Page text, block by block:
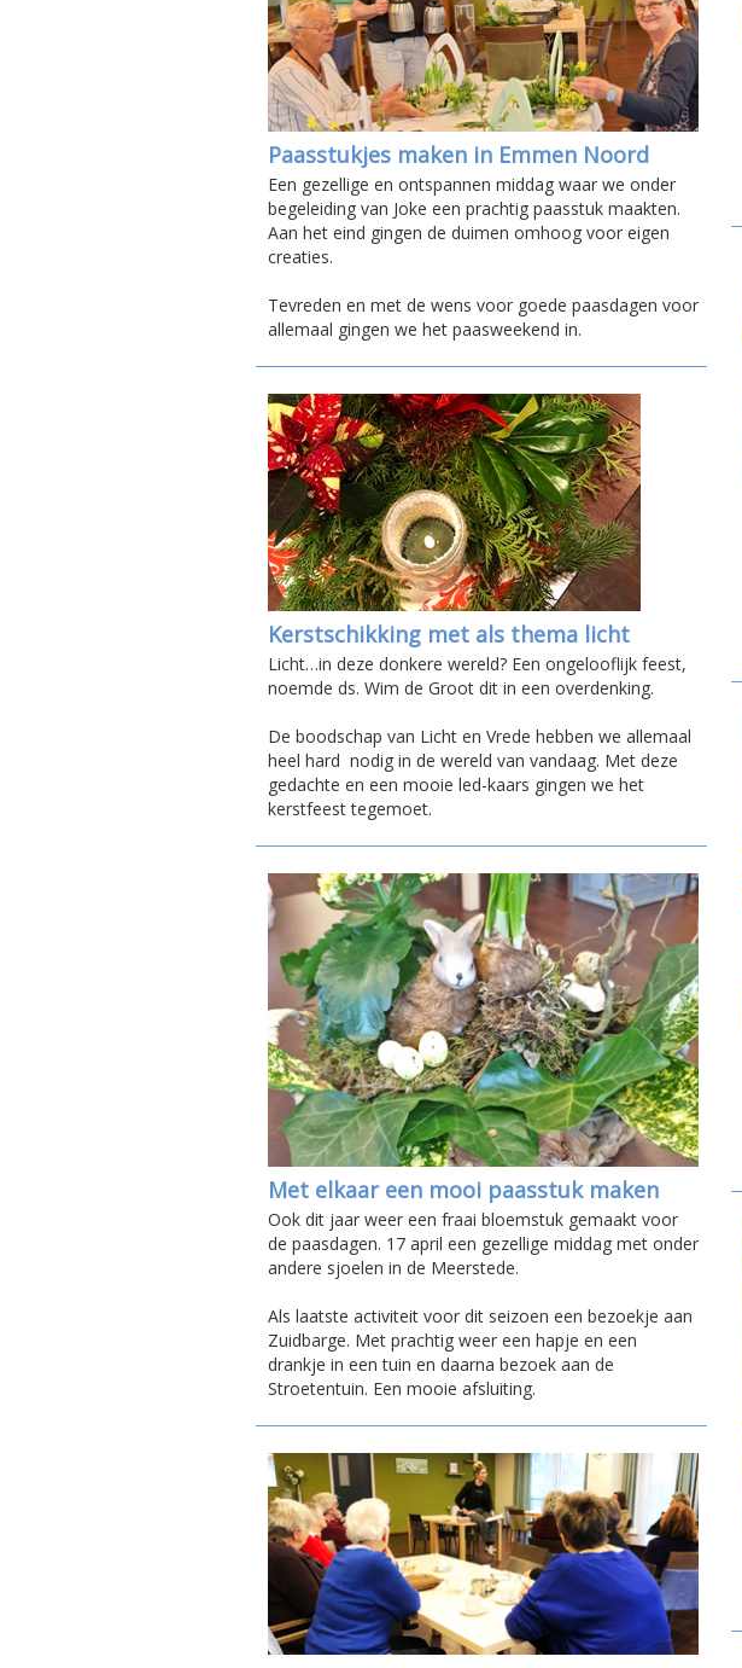
Paasstukjes maken in Emmen Noord
Een gezellige en ontspannen middag waar we onder
begeleiding van Joke een prachtig paasstuk maakten.
Aan het eind gingen de duimen omhoog voor eigen
creaties.
Tevreden en met de wens voor goede paasdagen voor
allemaal gingen we het paasweekend in.
Kerstschikking met als thema licht
Licht…in deze donkere wereld? Een ongelooflijk feest,
noemde ds. Wim de Groot dit in een overdenking.
De boodschap van Licht en Vrede hebben we allemaal
heel hard nodig in de wereld van vandaag. Met deze
gedachte en een mooie led-kaars gingen we het
kerstfeest tegemoet.
Met elkaar een mooi paasstuk maken
Ook dit jaar weer een fraai bloemstuk gemaakt voor
de paasdagen. 17 april een gezellige middag met onder
andere sjoelen in de Meerstede.
Als laatste activiteit voor dit seizoen een bezoekje aan
Zuidbarge. Met prachtig weer een hapje en een
drankje in een tuin en daarna bezoek aan de
Stroetentuin. Een mooie afsluiting.